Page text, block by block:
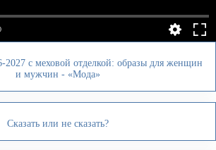
2027 с меховой отделкой: образы для женщин
и мужчин - «Мода»
Сказать или не сказать?